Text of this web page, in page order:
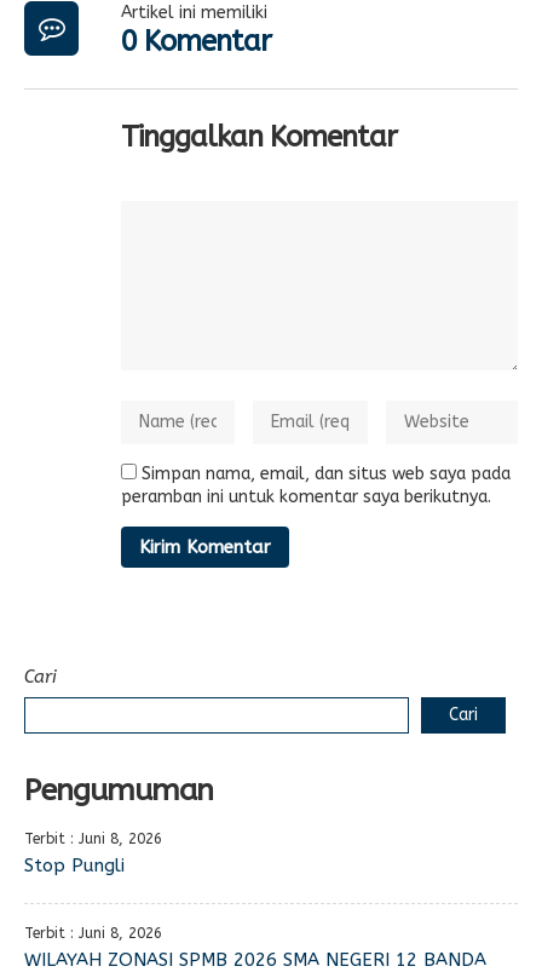
Artikel ini memiliki
0 Komentar
Tinggalkan Komentar
Simpan nama, email, dan situs web saya pada
peramban ini untuk komentar saya berikutnya.
Cari
Cari
Pengumuman
Terbit : Juni 8, 2026
Stop Pungli
Terbit : Juni 8, 2026
WILAYAH ZONASI SPMB 2026 SMA NEGERI 12 BANDA